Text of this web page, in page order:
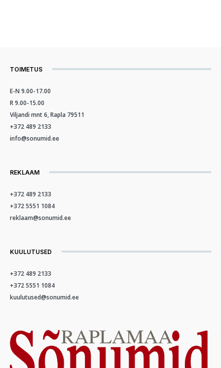
TOIMETUS
E-N 9.00-17.00
R 9.00-15.00
Viljandi mnt 6, Rapla 79511
+372 489 2133
info@sonumid.ee
REKLAAM
+372 489 2133
+372 5551 1084
reklaam@sonumid.ee
KUULUTUSED
+372 489 2133
+372 5551 1084
kuulutused@sonumid.ee